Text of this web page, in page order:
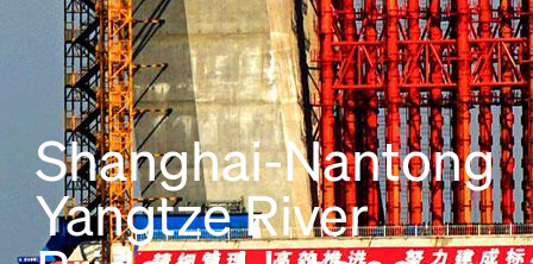
Shanghai-Nantong
Yangtze River